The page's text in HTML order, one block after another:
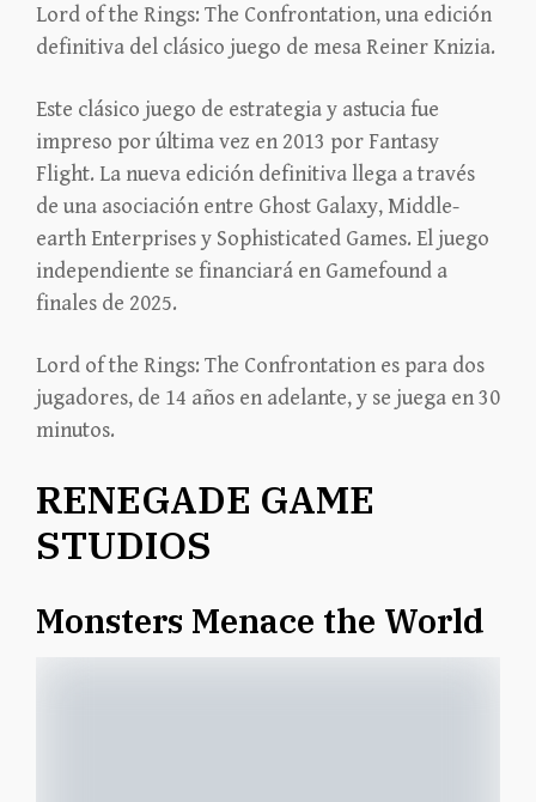
Lord of the Rings: The Confrontation, una edición
definitiva del clásico juego de mesa Reiner Knizia.
Este clásico juego de estrategia y astucia fue
impreso por última vez en 2013 por Fantasy
Flight. La nueva edición definitiva llega a través
de una asociación entre Ghost Galaxy, Middle-
earth Enterprises y Sophisticated Games. El juego
independiente se financiará en Gamefound a
finales de 2025.
Lord of the Rings: The Confrontation es para dos
jugadores, de 14 años en adelante, y se juega en 30
minutos.
RENEGADE GAME
STUDIOS
Monsters Menace the World